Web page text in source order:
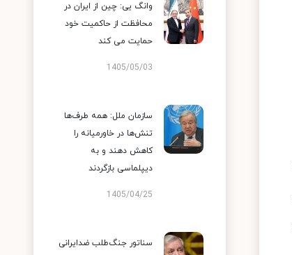
وانگ یی: چین از ایران در
محافظت از حاکمیت خود
حمایت می کند
1405/05/03
سازمان ملل: همه طرف‌ها
تنش‌ها در خاورمیانه را
کاهش دهند و به
دیپلماسی بازگردند
1405/04/25
سناتور جنگ‌طلب ضدایرانی